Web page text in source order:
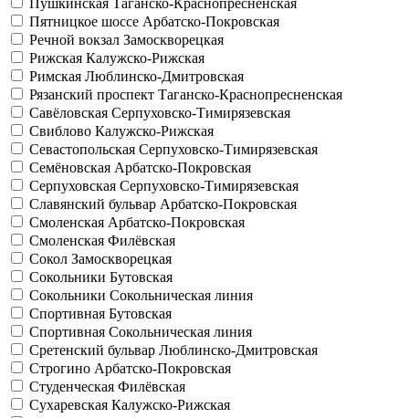
Пушкинская Таганско-Краснопресненская
Пятницкое шоссе Арбатско-Покровская
Речной вокзал Замоскворецкая
Рижская Калужско-Рижская
Римская Люблинско-Дмитровская
Рязанский проспект Таганско-Краснопресненская
Савёловская Серпуховско-Тимирязевская
Свиблово Калужско-Рижская
Севастопольская Серпуховско-Тимирязевская
Семёновская Арбатско-Покровская
Серпуховская Серпуховско-Тимирязевская
Славянский бульвар Арбатско-Покровская
Смоленская Арбатско-Покровская
Смоленская Филёвская
Сокол Замоскворецкая
Сокольники Бутовская
Сокольники Сокольническая линия
Спортивная Бутовская
Спортивная Сокольническая линия
Сретенский бульвар Люблинско-Дмитровская
Строгино Арбатско-Покровская
Студенческая Филёвская
Сухаревская Калужско-Рижская